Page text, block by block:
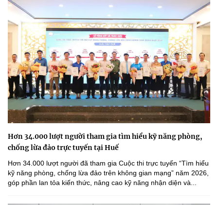
Hơn 34.000 lượt người tham gia tìm hiểu kỹ năng phòng,
chống lừa đảo trực tuyến tại Huế
Hơn 34.000 lượt người đã tham gia Cuộc thi trực tuyến “Tìm hiểu
kỹ năng phòng, chống lừa đảo trên không gian mạng” năm 2026,
góp phần lan tỏa kiến thức, nâng cao kỹ năng nhận diện và...